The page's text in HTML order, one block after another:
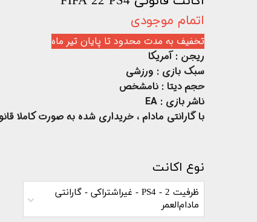
اتمام موجودی
تخفیف به مدت محدود تا پایان تیر ماه
ریجن : آمریکا
سبک بازی : ورزشی
حجم دیتا : نامشخص
ناشر بازی : EA
با گارانتی مادام ، خریداری شده به صورت کاملا
نوع اکانت
ظرفیت 2 - PS4 - غیراشتراکی - گارانتی
مادام‌العمر